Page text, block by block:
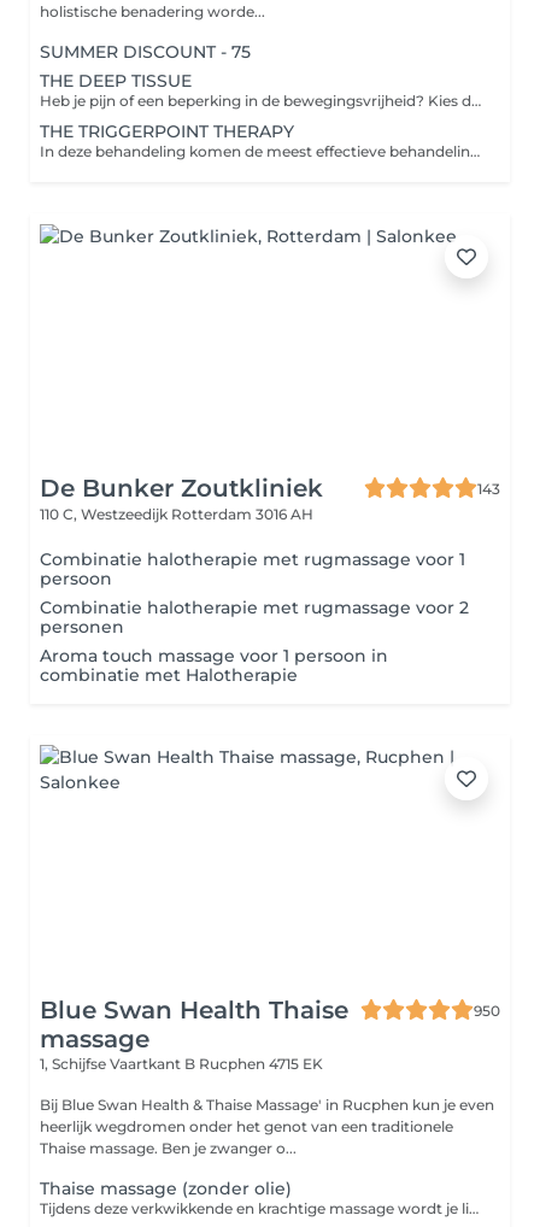
holistische benadering worde...
SUMMER DISCOUNT - 75
THE DEEP TISSUE
Heb je pijn of een beperking in de bewegingsvrijheid? Kies dan de Fix. Een diepe klacht gerichte massage voor het gehele lichaam. Helpt bij stress, nek-, schouder- en rugklachten. maar ook hoofdpijn door spanning in het boven lichaam. Zelfs migraine en RSI-klachten. Sportblessures en klachten door overmatig gebruik van het lichaam door intensief sporten. Deze massage helpt je van deze klachten af door gebruik te maken van deep musculaire en fascia technieken gericht op spieren, bindweefsel, mobilisatie en triggerpoints. We combineren dus ook diepe weefsel technieken met Triggerpoint technieken en het los maken van verklevingen in de fascia. Onze massages worden altijd gegeven vanuit een holistisch oogpunt.
THE TRIGGERPOINT THERAPY
In deze behandeling komen de meest effectieve behandelingen voor het oplossen van bewegingsbeperking en pijn klachten samen. Lees meer over triggerpoints en superfisciale en Myofasciale therapie op onze website: https://massageminds.nl/triggerpoint-therapie
De Bunker Zoutkliniek
143
110 C, Westzeedijk Rotterdam 3016 AH
Combinatie halotherapie met rugmassage voor 1
persoon
Combinatie halotherapie met rugmassage voor 2
personen
Aroma touch massage voor 1 persoon in
combinatie met Halotherapie
Blue Swan Health Thaise
massage
950
1, Schijfse Vaartkant B Rucphen 4715 EK
Bij Blue Swan Health & Thaise Massage' in Rucphen kun je even
heerlijk wegdromen onder het genot van een traditionele
Thaise massage. Ben je zwanger o...
Thaise massage (zonder olie)
Tijdens deze verkwikkende en krachtige massage wordt je lichaam in verschillende yogahoudingen gebracht terwijl druk wordt uitgeoefend op verschillende reflexpunten. Deze massage zorgt voor ontspanning en energie en helpt vastzittende gewrichten los te maken en spierspanning te verlichten. Goed om te weten: gekozen voor een massage langer dan een uur? Dan krijg je ook een warme kruidenstempelmassage erbij. Stempelmassages worden al honderden jaren gegeven en staan bekend om hun vermogen je spieren te helpen ontspannen en je lichaam te detoxen. Je wordt gemasseerd met verwarmde linnen zakjes, gevuld met speciaal geselecteerde kruiden. Dit zorgt voor ontspanning terwijl tegelijkertijd ook de bloedsomloop wordt gestimuleerd om afvalstoffen gemakkelijker te laten afvoeren. Onze massages zijn gebaseerd op manual therapy: een hands-on behandelwijze die zich richt op het verlichten van spierspanning, verbeteren van de mobiliteit en het stimuleren van herstel.